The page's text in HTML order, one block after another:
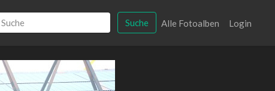
Suche Alle Fotoalben Login